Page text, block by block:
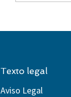
Texto legal
Aviso Legal